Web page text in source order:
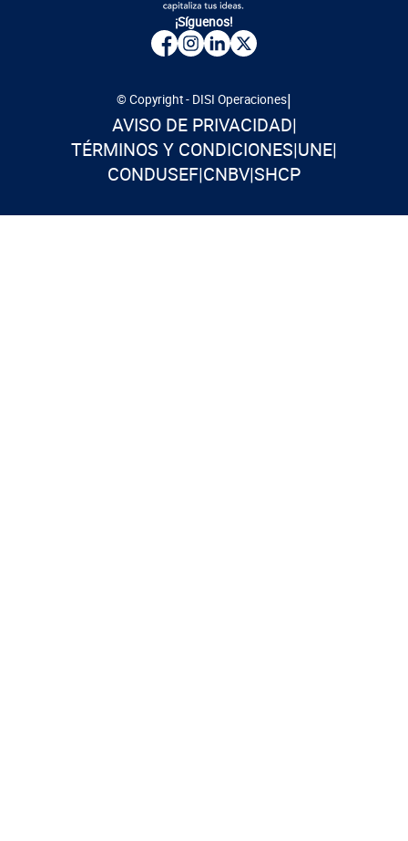
¡Síguenos!
© Copyright - DISI Operaciones|
AVISO DE PRIVACIDAD|
TÉRMINOS Y CONDICIONES|UNE|
CONDUSEF|CNBV|SHCP